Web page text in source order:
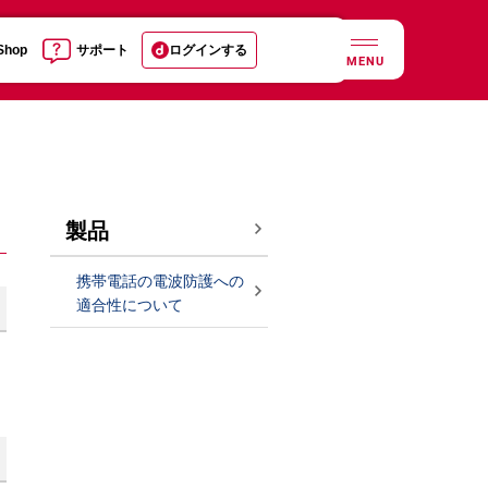
サポート ログインする
MENU
製品
携帯電話の電波防護への
適合性について